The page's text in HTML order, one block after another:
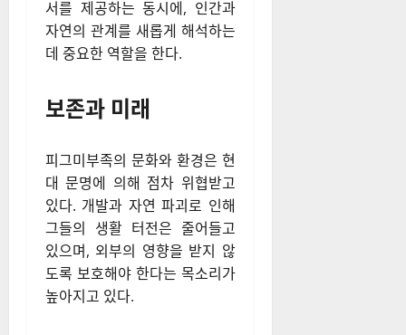
서를 제공하는 동시에, 인간과
자연의 관계를 새롭게 해석하는
데 중요한 역할을 한다.
보존과 미래
피그미부족의 문화와 환경은 현
대 문명에 의해 점차 위협받고
있다. 개발과 자연 파괴로 인해
그들의 생활 터전은 줄어들고
있으며, 외부의 영향을 받지 않
도록 보호해야 한다는 목소리가
높아지고 있다.